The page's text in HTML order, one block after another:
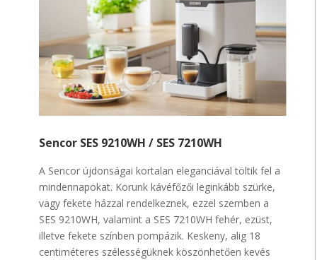
Sencor SES 9210WH / SES 7210WH
A Sencor újdonságai kortalan eleganciával töltik fel a
mindennapokat. Korunk kávéfőzői leginkább szürke,
vagy fekete házzal rendelkeznek, ezzel szemben a
SES 9210WH, valamint a SES 7210WH fehér, ezüst,
illetve fekete színben pompázik. Keskeny, alig 18
centiméteres szélességüknek köszönhetően kevés